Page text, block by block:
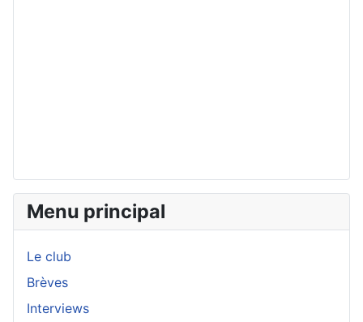
Menu principal
Le club
Brèves
Interviews